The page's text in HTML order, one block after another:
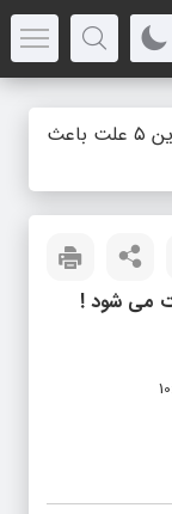
زوج ها بخوانند / این ۵ علت باعث